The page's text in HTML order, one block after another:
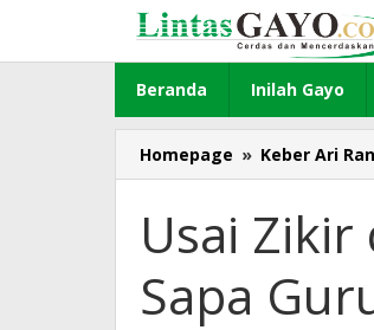
konten
Beranda Inilah Gayo
Homepage » Keber Ari
Usai Zikir
Sapa